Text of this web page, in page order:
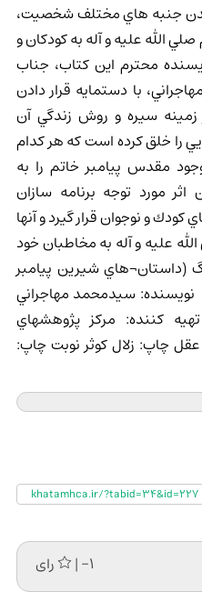
جنبه هاي مختلف شخصيت،
الله عليه و آله به كودكان و
محترم اين كتاب، جناب
با دستمايه قرار دادن
زمينه سيره و روش زندگي آن
را خلق كرده است كه هر كدام
مقدس پيامبر خاتم را به
مورد توجه برنامه سازان
و نوجوان قرار گيرد و آنها
عليه و آله به مخاطبان خود
شيرين پيامبر
نويسنده: سيدمحمد مهاجراني
كننده: مركز پژوهشهاي
چاپ: زلال کوثر نوبت چاپ:
khatamhca.ir/?tabid=34&id=227
| -1 رای